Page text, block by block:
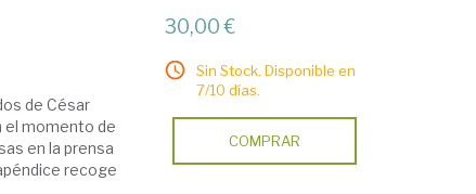
de César
el momento de
en la prensa
recoge
30,00 €
Sin Stock. Disponible en
7/10 días.
COMPRAR